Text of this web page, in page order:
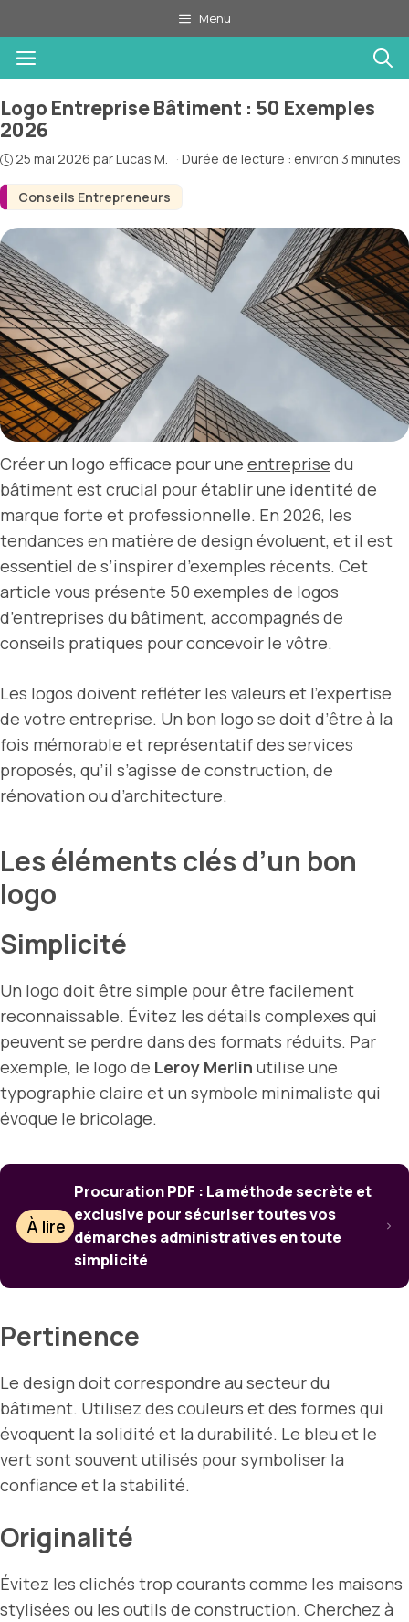
au
contenu
Menu
Menu
Conseils Entrepreneurs
Logo Entreprise Bâtiment : 50 Exemples
2026
25 mai 2026 parLucas M. · Durée de lecture : environ 3 minutes
Créer un logo efficace pour une entreprise du
bâtiment est crucial pour établir une identité de
marque forte et professionnelle. En 2026, les
tendances en matière de design évoluent, et il est
essentiel de s’inspirer d’exemples récents. Cet
article vous présente 50 exemples de logos
d’entreprises du bâtiment, accompagnés de
conseils pratiques pour concevoir le vôtre.
Les logos doivent refléter les valeurs et l’expertise
de votre entreprise. Un bon logo se doit d’être à la
fois mémorable et représentatif des services
proposés, qu’il s’agisse de construction, de
rénovation ou d’architecture.
Les éléments clés d’un bon
logo
Simplicité
Un logo doit être simple pour être facilement
reconnaissable. Évitez les détails complexes qui
peuvent se perdre dans des formats réduits. Par
exemple, le logo de Leroy Merlin utilise une
typographie claire et un symbole minimaliste qui
évoque le bricolage.
À lire
Procuration PDF : La méthode secrète et
exclusive pour sécuriser toutes vos
démarches administratives en toute
simplicité
Pertinence
Le design doit correspondre au secteur du
bâtiment. Utilisez des couleurs et des formes qui
évoquent la solidité et la durabilité. Le bleu et le
vert sont souvent utilisés pour symboliser la
confiance et la stabilité.
Originalité
Évitez les clichés trop courants comme les maisons
stylisées ou les outils de construction. Cherchez à